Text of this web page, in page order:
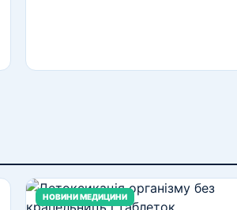
НОВИНИ МЕДИЦИНИ